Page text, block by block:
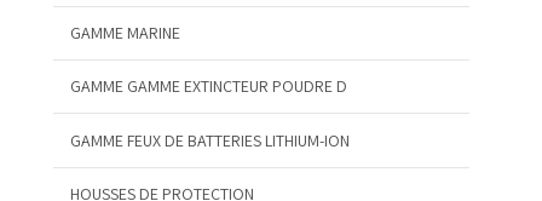
GAMME MARINE
GAMME GAMME EXTINCTEUR POUDRE D
GAMME FEUX DE BATTERIES LITHIUM-ION
HOUSSES DE PROTECTION